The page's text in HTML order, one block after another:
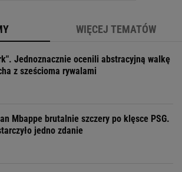
WIĘCEJ TEMATÓW
Jednoznacznie ocenili abstracyjną walkę
z sześcioma rywalami
Mbappe brutalnie szczery po klęsce PSG.
jedno zdanie